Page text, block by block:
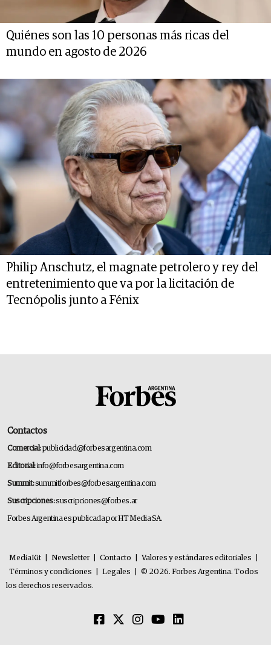
Quiénes son las 10 personas más ricas del
mundo en agosto de 2026
Philip Anschutz, el magnate petrolero y rey del
entretenimiento que va por la licitación de
Tecnópolis junto a Fénix
Contactos
Comercial:publicidad@forbesargentina.com
Editorial:info@forbesargentina.com
Summit:summitforbes@forbesargentina.com
Suscripciones:suscripciones@forbes.ar
Forbes Argentina es publicada por HT Media SA.
MediaKit Newsletter Contacto Valores y estándares editoriales
Términos y condiciones
Legales
© 2026. Forbes Argentina. Todos
los derechos reservados.